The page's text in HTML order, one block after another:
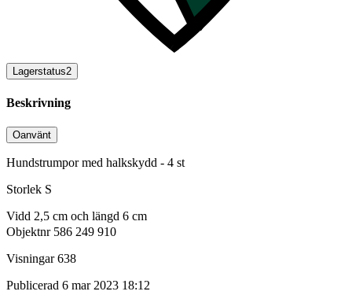
Lagerstatus2
Beskrivning
Oanvänt
Hundstrumpor med halkskydd - 4 st
Storlek S
Vidd 2,5 cm och längd 6 cm
Objektnr 586 249 910
Visningar 638
Publicerad 6 mar 2023 18:12